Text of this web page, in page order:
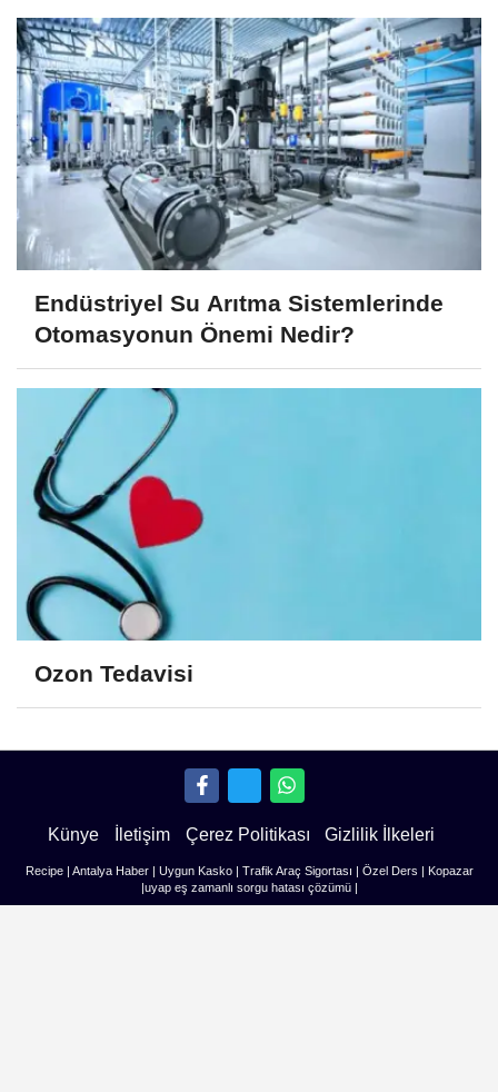
Endüstriyel Su Arıtma Sistemlerinde
Otomasyonun Önemi Nedir?
Ozon Tedavisi
Künye İletişim Çerez Politikası Gizlilik İlkeleri
Recipe| Antalya Haber| Uygun Kasko| Trafik Araç Sigortası Özel Ders
Kopazar
uyap eş zamanlı sorgu hatası çözümü|